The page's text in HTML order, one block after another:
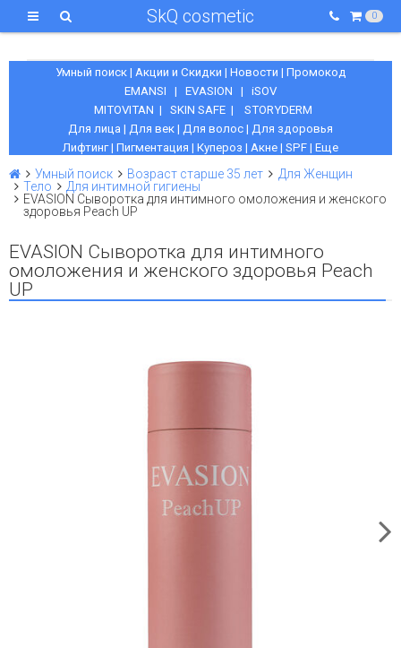
SkQ cosmetic 0
Умный поиск| Акции и Скидки | Новости | Промокод
EMANSI | EVASION | iSOV
MITOVITAN | SKIN SAFE | STORYDERM
Для лица | Для век | Для волос | Для здоровья
Лифтинг| Пигментация | Купероз | Акне | SPF | Еще
Умный поиск Возраст старше 35 лет
Для Женщин
Тело
Для интимной гигиены
EVASION Сыворотка для интимного омоложения и женского
здоровья Peach UP
EVASION Сыворотка для интимного
омоложения и женского здоровья Peach
UP